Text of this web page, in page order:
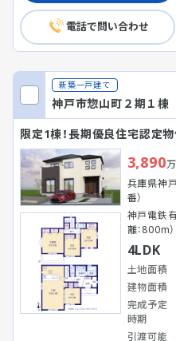
電話で問い合わせ
新築一戸建て
神戸市惣山町２期１棟
限定1棟！長期優良住宅認定
3,890
兵庫県神
番）
神戸電鉄
離：800m）
4LDK
土地面積
建物面積
完成予定
時期
引渡可能